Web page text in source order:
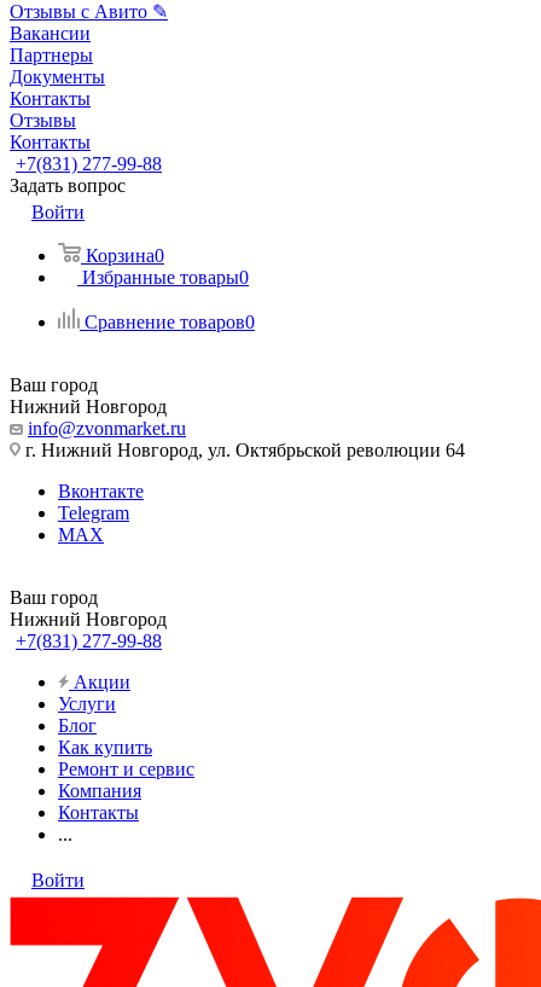
Отзывы с Авито ✎
Вакансии
Партнеры
Документы
Контакты
Отзывы
Контакты
+7(831) 277-99-88
Задать вопрос
Войти
Корзина0
Избранные товары0
Сравнение товаров0
Ваш город
Нижний Новгород
info@zvonmarket.ru
г. Нижний Новгород, ул. Октябрьской революции 64
Вконтакте
Telegram
MAX
Ваш город
Нижний Новгород
+7(831) 277-99-88
Акции
Услуги
Блог
Как купить
Ремонт и сервис
Компания
Контакты
...
Войти